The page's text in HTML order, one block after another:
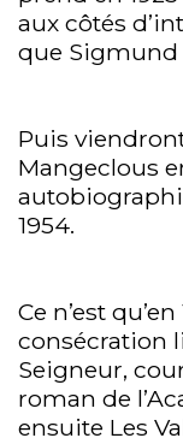
aux côtés
que Sigmund
Puis
Mangeclous
1954.
Ce n’est
consécration
Seigneur,
roman de
ensuite Les